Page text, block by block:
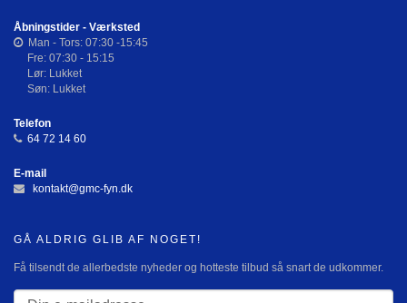
Åbningstider - Værksted
Man - Tors: 07:30 -15:45
Fre: 07:30 - 15:15
Lør: Lukket
Søn: Lukket
Telefon
64 72 14 60
E-mail
kontakt@gmc-fyn.dk
GÅ ALDRIG GLIB AF NOGET!
Få tilsendt de allerbedste nyheder og hotteste tilbud så snart de udkommer.